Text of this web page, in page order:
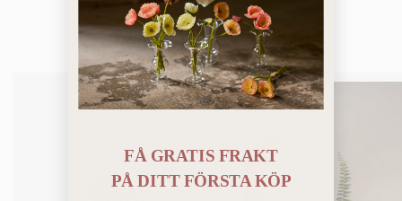
Du kanske också gillar
FÅ GRATIS FRAKT
PÅDITT FÖRSTA KÖP